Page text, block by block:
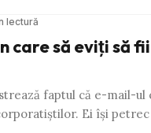
lectură
care să eviţi să
faptul că e-mail-
Ei îşi